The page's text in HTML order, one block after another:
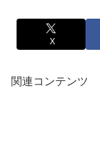
X
関連コンテンツ